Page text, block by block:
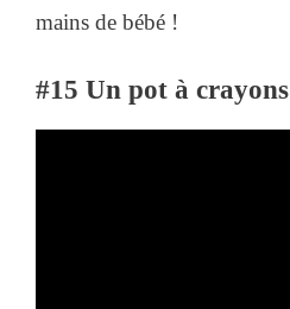
mains de bébé !
#15 Un pot à crayons